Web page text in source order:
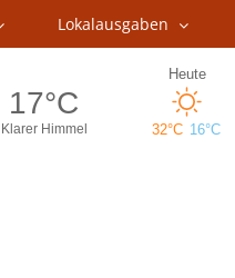
Lokalausgaben